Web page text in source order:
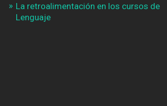
La retroalimentación en los cursos de
Lenguaje